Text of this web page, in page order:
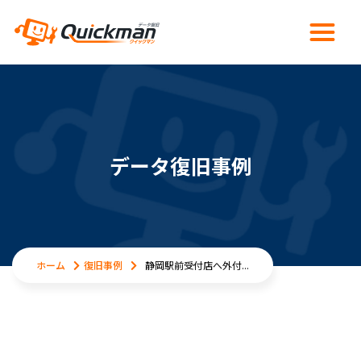
データ復旧事例
ホーム 復旧事例 静岡駅前受付店へ外付...